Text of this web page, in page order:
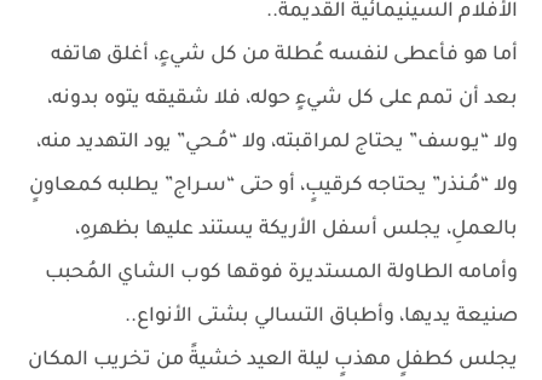
الأفلام السينيمائية القديمة..
أما هو فأعطى لنفسه عُطلة من كل شيءٍ، أغلق هاتفه
بعد أن تمم على كل شيءٍ حوله، فلا شقيقه يتوه بدونه،
ولا “يـوسف” يحتاج لمراقبته، ولا “مُـحي” يود التهديد منه،
ولا “مُـنذر” يحتاجه كرقيبٍ، أو حتى “سـراج” يطلبه كمعاونٍ
بالعملِ، يجلس أسفل الأريكة يستند عليها بظهرهِ،
وأمامه الطاولة المستديرة فوقها كوب الشاي المُحبب
صنيعة يديها، وأطباق التسالي بشتى الأنواع..
يجلس كطفلٍ مهذبٍ ليلة العيد خشيةً من تخريب المكان